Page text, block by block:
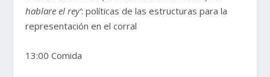
hablare el rey’: políticas de las estructuras para la
representación en el corral
13:00 Comida